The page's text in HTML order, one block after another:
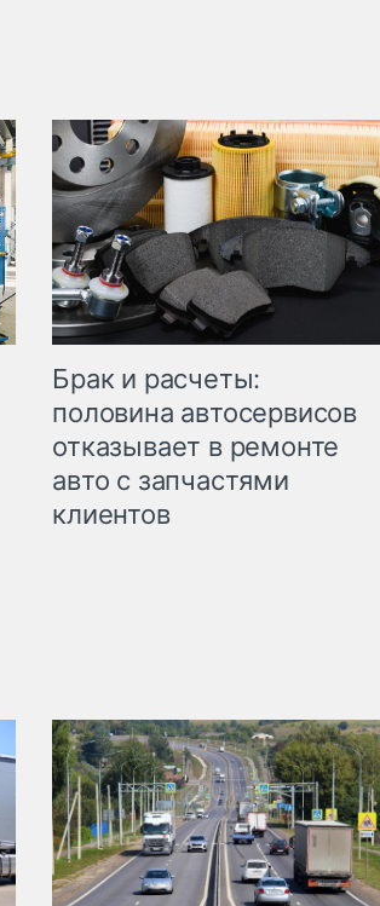
Брак и расчеты:
половина автосервисов
отказывает в ремонте
авто с запчастями
клиентов